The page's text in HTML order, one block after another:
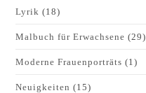
Lyrik (18)
Malbuch für Erwachsene (29)
Moderne Frauenporträts (1)
Neuigkeiten (15)